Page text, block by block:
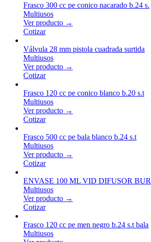
Frasco 300 cc pe conico nacarado b.24 s.
Multiusos
Ver producto →
Cotizar
Válvula 28 mm pistola cuadrada surtida
Multiusos
Ver producto →
Cotizar
Frasco 120 cc pe conico blanco b.20 s.t
Multiusos
Ver producto →
Cotizar
Frasco 500 cc pe bala blanco b.24 s.t
Multiusos
Ver producto →
Cotizar
ENVASE 100 ML VID DIFUSOR
Multiusos
Ver producto →
Cotizar
Frasco 120 cc pe men negro b.24 s.t bala
Multiusos